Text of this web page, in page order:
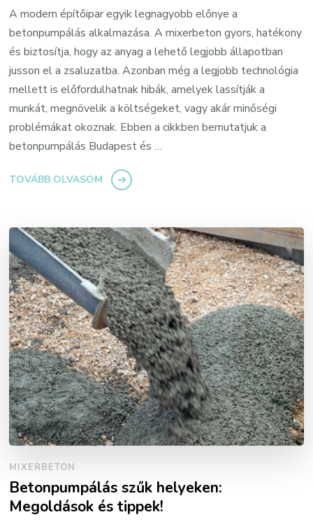
A modern építőipar egyik legnagyobb előnye a
betonpumpálás alkalmazása. A mixerbeton gyors, hatékony
és biztosítja, hogy az anyag a lehető legjobb állapotban
jusson el a zsaluzatba. Azonban még a legjobb technológia
mellett is előfordulhatnak hibák, amelyek lassítják a
munkát, megnövelik a költségeket, vagy akár minőségi
problémákat okoznak. Ebben a cikkben bemutatjuk a
betonpumpálás Budapest és …
TOVÁBB OLVASOM
MIXERBETON
Betonpumpálás szűk helyeken:
Megoldások és tippek!